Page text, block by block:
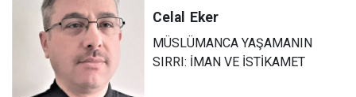
Celal Eker
MÜSLÜMANCA YAŞAMANIN
SIRRI: İMAN VE İSTİKAMET